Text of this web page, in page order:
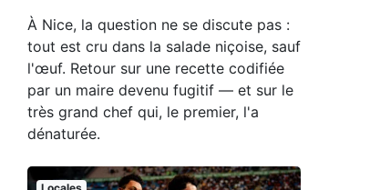
À Nice, la question ne se discute pas :
tout est cru dans la salade niçoise, sauf
l'œuf. Retour sur une recette codifiée
par un maire devenu fugitif — et sur le
très grand chef qui, le premier, l'a
dénaturée.